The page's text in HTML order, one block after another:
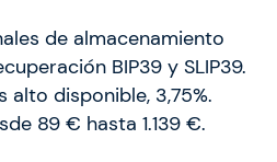
de almacenamiento
BIP39 y SLIP39.
alto disponible, 3,75%.
89 € hasta 1.139 €.